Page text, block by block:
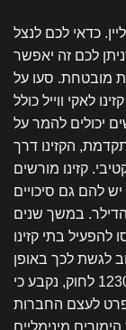
כדאי לכם לנצל
לכם זה יאפשר
מובטחת. סעו על
לאקי ווייל כולל
יכולים להמר על
הקזינו דרך
קזינו מורשים
להם גם סיכויים
במשך שנים
להפעיל בתי קזינו
לגשת לכך באופן
מאוזן. בנוגע לתנאי הראשון, המופיע בסעיף 1230 לחוק, נקבע כי
פרט לעצם החברות
מינימליים